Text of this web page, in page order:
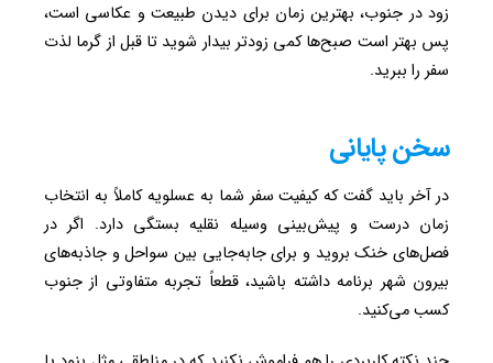
زود در جنوب، بهترین زمان برای دیدن طبیعت و عکاسی است،
پس بهتر است صبح‌ها کمی زودتر بیدار شوید تا قبل از گرما لذت
سفر را ببرید.
سخن پایانی
در آخر باید گفت که کیفیت سفر شما به عسلویه کاملاً به انتخاب
زمان درست و پیش‌بینی وسیله نقلیه بستگی دارد. اگر در
فصل‌های خنک بروید و برای جابه‌جایی بین سواحل و جاذبه‌های
بیرون شهر برنامه داشته باشید، قطعاً تجربه متفاوتی از جنوب
کسب می‌کنید.